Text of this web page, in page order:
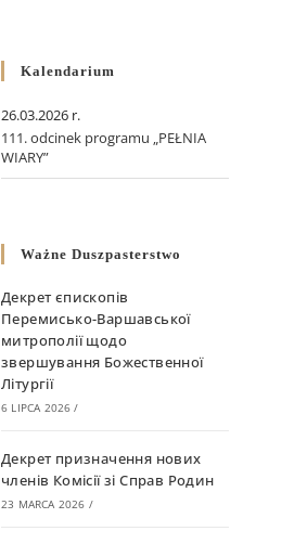
Kalendarium
26.03.2026 r.
111. odcinek programu „PEŁNIA
WIARY”
Ważne Duszpasterstwo
Декрет єпископів
Перемисько-Варшавської
митрополії щодо
звершування Божественної
Літургії
6 LIPCA 2026 /
Декрет призначення нових
членів Комісії зі Справ Родин
23 MARCA 2026 /